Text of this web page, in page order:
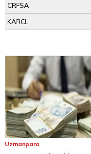
CRFSA
KARCL
Uzmanpara